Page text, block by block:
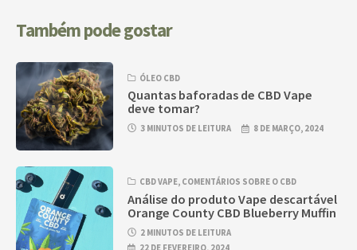
Também pode gostar
ÓLEO CBD
Quantas baforadas de CBD Vape
deve tomar?
3 MINUTOS DE LEITURA 8 DE MARÇO, 2024
CBD VAPE, COMENTÁRIOS SOBRE O CBD
Análise do produto Vape descartável
Orange County CBD Blueberry Muffin
2 MINUTOS DE LEITURA
22 DE FEVEREIRO, 2024